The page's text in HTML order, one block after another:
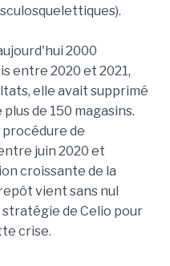
2000
entre 2020 et 2021,
elle avait supprimé
de 150 magasins.
procédure de
juin 2020 et
croissante de la
vient sans nul
de Celio pour
crise.